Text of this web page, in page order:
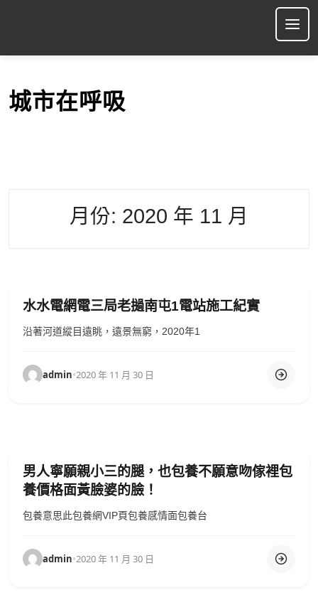
p
城市在呼吸
月份: 2020 年 11 月
水水電網電三局老撾南屯1電站施工紀實
沿著河道縱目遠眺，遠景無窮，2020年1
admin•2020 年 11 月 30 日
男人寧願親小三的腿，也包養不願意吻傢裡包
養價格面黃臉婆的臉！
包養意思此包養網VIP頁包養感情面包養台
admin•2020 年 11 月 30 日